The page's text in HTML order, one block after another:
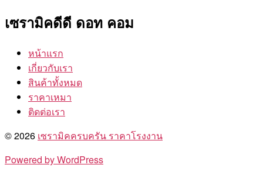
เซรามิคดีดี ดอท คอม
หน้าแรก
เกี่ยวกับเรา
สินค้าทั้งหมด
ราคาเหมา
ติดต่อเรา
© 2026 เซรามิคครบครัน ราคาโรงงาน
Powered by WordPress